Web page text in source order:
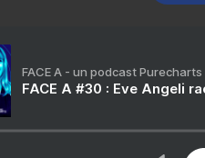
FACE A - un podcast Purecharts
FACE A #30 : Eve Angeli